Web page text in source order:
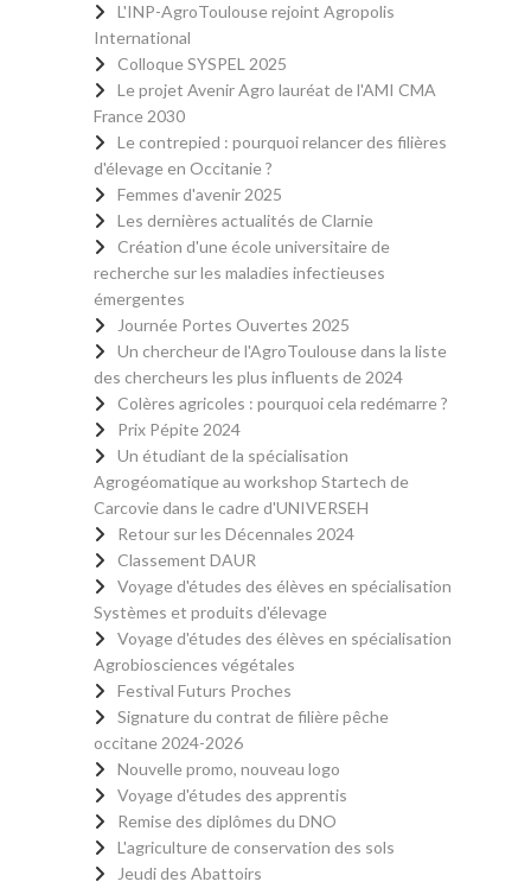
L'INP-AgroToulouse rejoint Agropolis
International
Colloque SYSPEL 2025
Le projet Avenir Agro lauréat de l'AMI CMA
France 2030
Le contrepied : pourquoi relancer des filières
d'élevage en Occitanie ?
Femmes d'avenir 2025
Les dernières actualités de Clarnie
Création d'une école universitaire de
recherche sur les maladies infectieuses
émergentes
Journée Portes Ouvertes 2025
Un chercheur de l'AgroToulouse dans la liste
des chercheurs les plus influents de 2024
Colères agricoles : pourquoi cela redémarre ?
Prix Pépite 2024
Un étudiant de la spécialisation
Agrogéomatique au workshop Startech de
Carcovie dans le cadre d'UNIVERSEH
Retour sur les Décennales 2024
Classement DAUR
Voyage d'études des élèves en spécialisation
Systèmes et produits d'élevage
Voyage d'études des élèves en spécialisation
Agrobiosciences végétales
Festival Futurs Proches
Signature du contrat de filière pêche
occitane 2024-2026
Nouvelle promo, nouveau logo
Voyage d'études des apprentis
Remise des diplômes du DNO
L'agriculture de conservation des sols
Jeudi des Abattoirs